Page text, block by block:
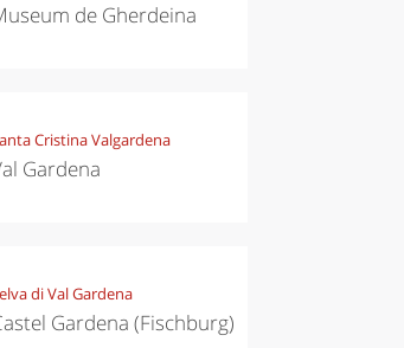
de Gherdeina
Cristina Valgardena
Gardena
di Val Gardena
Gardena (Fischburg)